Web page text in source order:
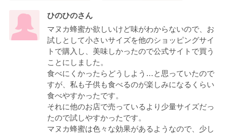
ひのひのさん
マヌカ蜂蜜か欲しいけど味がわからないので、お
試しとして小さいサイズを他のショッピングサイ
トで購入し、美味しかったので公式サイトで買う
ことにしました。
食べにくかったらどうしよう…と思っていたので
すが、私も子供も食べるのが楽しみになるくらい
食べやすかったです。
それに他のお店で売っているより少量サイズだっ
たので試しやすかったです。
マヌカ蜂蜜は色々な効果があるようなので、少し